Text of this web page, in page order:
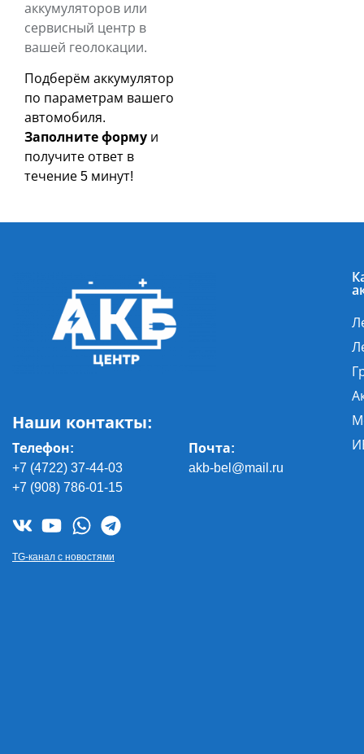
аккумуляторов или
сервисный центр в
вашей геолокации.
Подберём аккумулятор
по параметрам вашего
автомобиля.
Заполните форму и
получите ответ в
течение 5 минут!
Наши контакты:
Телефон:
+7 (4722) 37-44-03
+7 (908) 786-01-15
Почта:
akb-bel@mail.ru
TG-канал с новостями